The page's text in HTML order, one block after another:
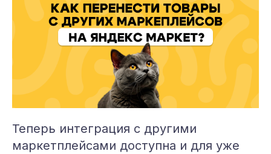
Теперь интеграция с другими
маркетплейсами доступна и для уже